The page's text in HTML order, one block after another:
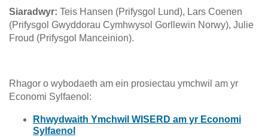
Siaradwyr: Teis Hansen (Prifysgol Lund), Lars Coenen
(Prifysgol Gwyddorau Cymhwysol Gorllewin Norwy), Julie
Froud (Prifysgol Manceinion).
Rhagor o wybodaeth am ein prosiectau ymchwil am yr
Economi Sylfaenol:
Rhwydwaith Ymchwil WISERD am yr Economi
Sylfaenol